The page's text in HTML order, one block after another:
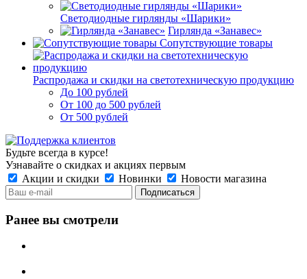
Светодиодные гирлянды «Шарики»
Гирлянда «Занавес»
Сопутствующие товары
Распродажа и скидки на светотехническую продукцию
До 100 рублей
От 100 до 500 рублей
От 500 рублей
Будьте всегда в курсе!
Узнавайте о скидках и акциях первым
Акции и скидки
Новинки Новости магазина
Ранее вы смотрели